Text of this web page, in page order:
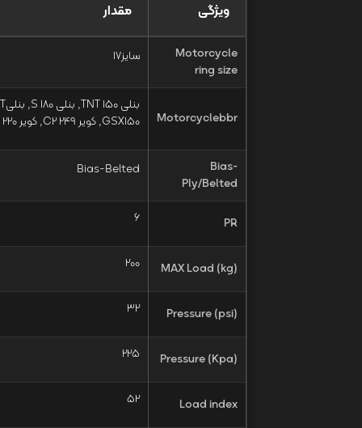
ویژگی مقدار
Motorcycle
ring size
سایز17
Motorcyclebbr
GSX150, کویر C2 249, کویر ST3 220, لئوپارد 200, لیفان KPS200, نامی Z3 249
Bias-
Ply/Belted
Bias-Belted
PR
6
MAX Load (kg)
200
Pressure (psi)
32
Pressure (Kpa)
225
Load index
52